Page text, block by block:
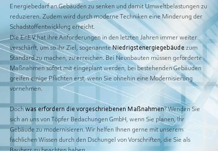
Energiebedarf an Gebäuden zu senken und damit Umweltbelastungen zu
reduzieren. Zudem wird durch moderne Techniken eine Minderung der
Schadstoffentwicklung erreicht.
Die EnEV hat ihre Anforderungen in den letzten Jahren immer weiter
verschärft, um so ihr Ziel, sogenannteNiedrigstenergiegebäude zum
Standard zu machen, zu erreichen. Bei Neunbauten müssen geforderte
Maßnahmen sofort mit eingeplant werden, bei bestehenden Gebäuden
greifen einige Pflichten erst, wenn Sie ohnehin eine Modernisierung
vornehmen.
Dochwas erfordern die vorgeschriebenen Maßnahmen? Wenden Sie
sich an uns von Töpfer Bedachungen GmbH, wenn Sie planen, Ihr
Gebäude zu modernisieren. Wir helfen Ihnen gerne mit unserem
fachlichen Wissen durch den Dschungel von Vorschriften, die Sie als
Bauherr zu beachten haben.